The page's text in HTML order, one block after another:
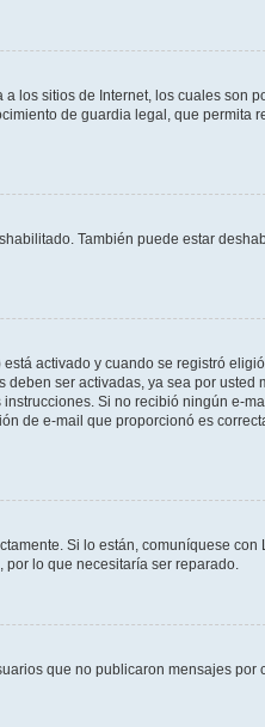
los sitios de Internet, los cuales son
de guardia legal, que permita
También puede estar
activado y cuando se registró
ser activadas, ya sea por usted
Si no recibió ningún e-
de e-mail que proporcionó es
Si lo están, comuníquese con
lo que necesitaría ser reparado.
que no publicaron mensajes por